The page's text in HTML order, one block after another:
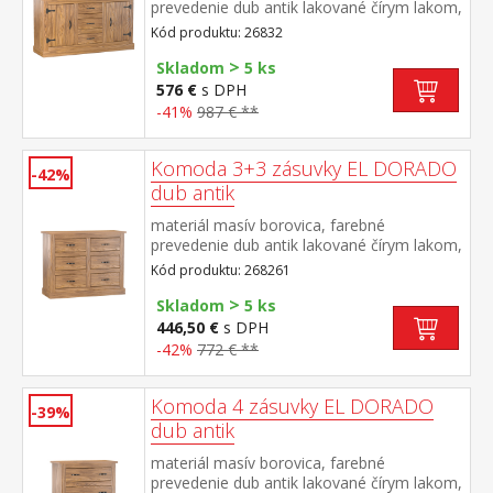
prevedenie dub antik lakované čírym lakom,
vlis drevenej štruktúry 2 dvierka, 2 police, 3
zásuvky súčasť zostavy EL DORADO
Kód produktu: 26832
Skladom > 5 ks
576 € s DPH
-41% 987 € **
-42%
Komoda 3+3 zásuvky EL DORADO
dub antik
materiál masív borovica, farebné
prevedenie dub antik lakované čírym lakom,
vlis drevenej štruktúry šesť zásuviek súčasť
zostavy EL DORADO
Kód produktu: 268261
Skladom > 5 ks
446,50 € s DPH
-42% 772 € **
-39%
Komoda 4 zásuvky EL DORADO
dub antik
materiál masív borovica, farebné
prevedenie dub antik lakované čírym lakom,